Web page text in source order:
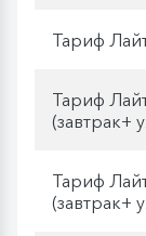
Тариф
Тариф
(завтрак+
Тариф
(завтрак+